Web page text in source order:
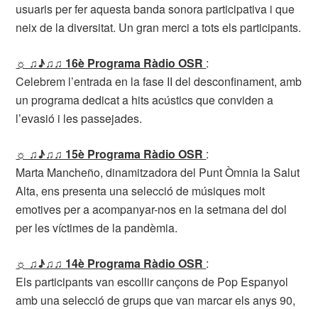
usuaris per fer aquesta banda sonora participativa i que
neix de la diversitat. Un gran merci a tots els participants.
☼ ♫♪♫♫ 16è Programa Ràdio OSR :
Celebrem l’entrada en la fase II del desconfinament, amb
un programa dedicat a hits acústics que conviden a
l’evasió i les passejades.
☼ ♫♪♫♫ 15è Programa Ràdio OSR :
Marta Mancheño, dinamitzadora del Punt Òmnia la Salut
Alta, ens presenta una selecció de músiques molt
emotives per a acompanyar-nos en la setmana del dol
per les víctimes de la pandèmia.
☼ ♫♪♫♫ 14è Programa Ràdio OSR :
Els participants van escollir cançons de Pop Espanyol
amb una selecció de grups que van marcar els anys 90,